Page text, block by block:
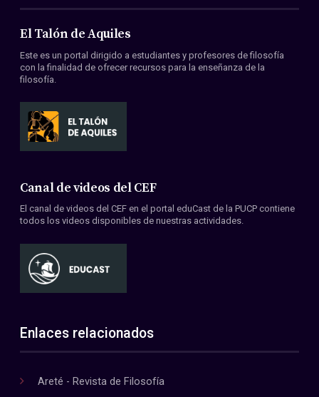
El Talón de Aquiles
Este es un portal dirigido a estudiantes y profesores de filosofía
con la finalidad de ofrecer recursos para la enseñanza de la
filosofía.
Canal de videos del CEF
El canal de videos del CEF en el portal eduCast de la PUCP contiene
todos los videos disponibles de nuestras actividades.
Enlaces relacionados
Areté - Revista de Filosofía